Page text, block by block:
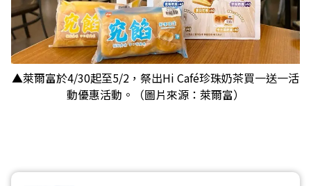
▲萊爾富於4/30起至5/2，祭出Hi Café珍珠奶茶買一送一活
動優惠活動。（圖片來源：萊爾富）